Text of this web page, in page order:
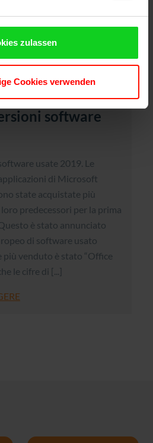
zulassen
Cookies verwenden
software
usate 2019. Le
di Microsoft
state acquistate più
predecessori per la prima
è stato annunciato
di software usato
più venduto è stato “Office
le cifre di [...]